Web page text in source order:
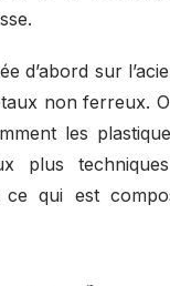
d’abord sur
non ferreux.
les
plus
qui est